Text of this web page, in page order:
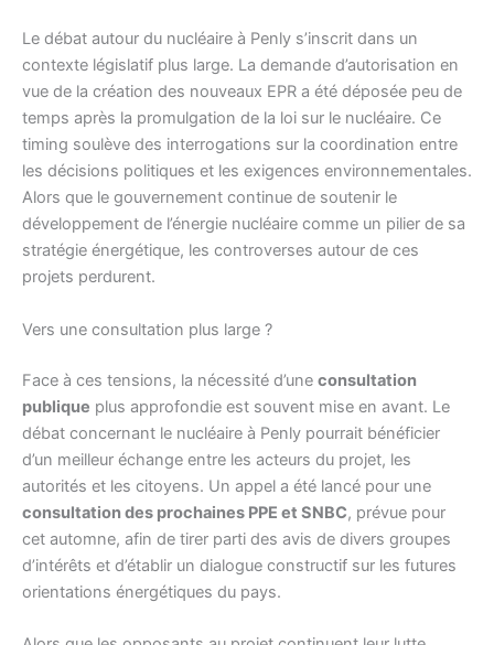
Le débat autour du nucléaire à Penly s’inscrit dans un
contexte législatif plus large. La demande d’autorisation en
vue de la création des nouveaux EPR a été déposée peu de
temps après la promulgation de la loi sur le nucléaire. Ce
timing soulève des interrogations sur la coordination entre
les décisions politiques et les exigences environnementales.
Alors que le gouvernement continue de soutenir le
développement de l’énergie nucléaire comme un pilier de sa
stratégie énergétique, les controverses autour de ces
projets perdurent.
Vers une consultation plus large ?
Face à ces tensions, la nécessité d’une consultation
publique plus approfondie est souvent mise en avant. Le
débat concernant le nucléaire à Penly pourrait bénéficier
d’un meilleur échange entre les acteurs du projet, les
autorités et les citoyens. Un appel a été lancé pour une
consultation des prochaines PPE et SNBC, prévue pour
cet automne, afin de tirer parti des avis de divers groupes
d’intérêts et d’établir un dialogue constructif sur les futures
orientations énergétiques du pays.